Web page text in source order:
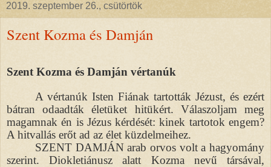
2019. szeptember 26., csütörtök
Szent Kozma és Damján
Szent Kozma és Damján vértanúk
A vértanúk Isten Fiának tartották Jézust, és ezért
bátran odaadták életüket hitükért. Válaszoljam meg
magamnak én is Jézus kérdését: kinek tartotok engem?
A hitvallás erőt ad az élet küzdelmeihez.
SZENT DAMJÁN arab orvos volt a hagyomány
szerint. Diokletiánusz alatt Kozma nevű társával,